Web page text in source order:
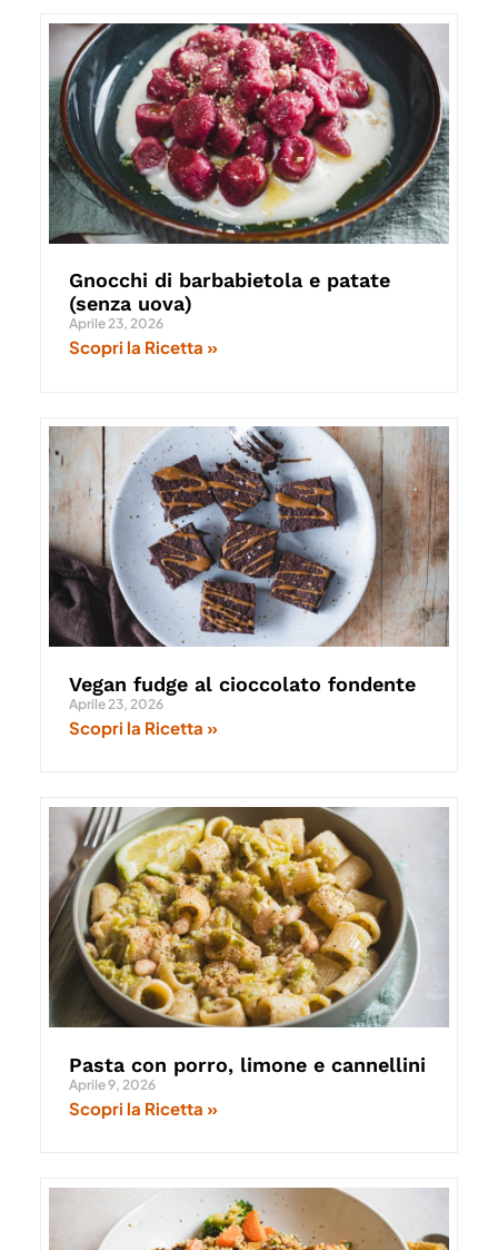
Gnocchi di barbabietola e patate
(senza uova)
Aprile 23, 2026
Scopri la Ricetta »
Vegan fudge al cioccolato fondente
Aprile 23, 2026
Scopri la Ricetta »
Pasta con porro, limone e cannellini
Aprile 9, 2026
Scopri la Ricetta »